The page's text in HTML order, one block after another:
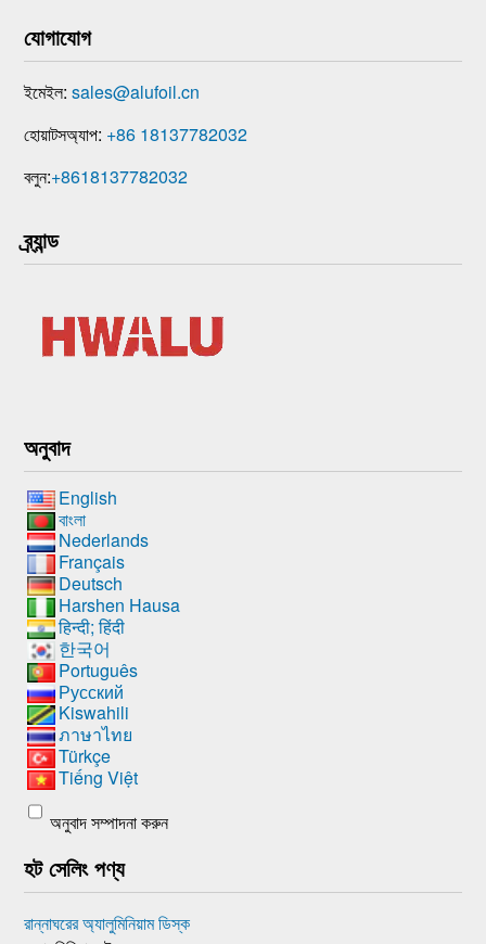
যোগাযোগ
ইমেইল:sales@alufoil.cn
হোয়াটসঅ্যাপ: +86 18137782032
বলুন:+8618137782032
ব্র্যান্ড
অনুবাদ
English
বাংলা
Nederlands
Français
Deutsch
Harshen Hausa
हिन्दी; हिंदी
한국어
Português
Русский
Kiswahili
ภาษาไทย
Türkçe
Tiếng Việt
অনুবাদ সম্পাদনা করুন
হট সেলিং পণ্য
রান্নাঘরের অ্যালুমিনিয়াম ডিস্ক